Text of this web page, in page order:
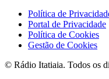
Política de
Portal de Privacidade
Política de Cookies
Gestão de Cookies
© Rádio Itatiaia. Todos os